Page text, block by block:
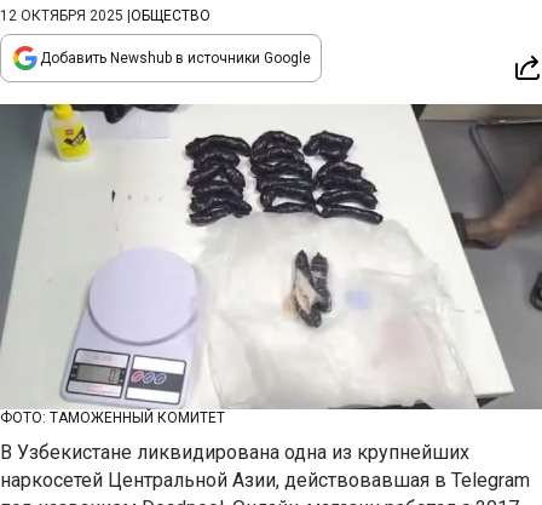
12 ОКТЯБРЯ 2025 ОБЩЕСТВО
Добавить Newshub в источники Google
ФОТО: ТАМОЖЕННЫЙ КОМИТЕТ
В Узбекистане ликвидирована одна из крупнейших
наркосетей Центральной Азии, действовавшая в Telegram